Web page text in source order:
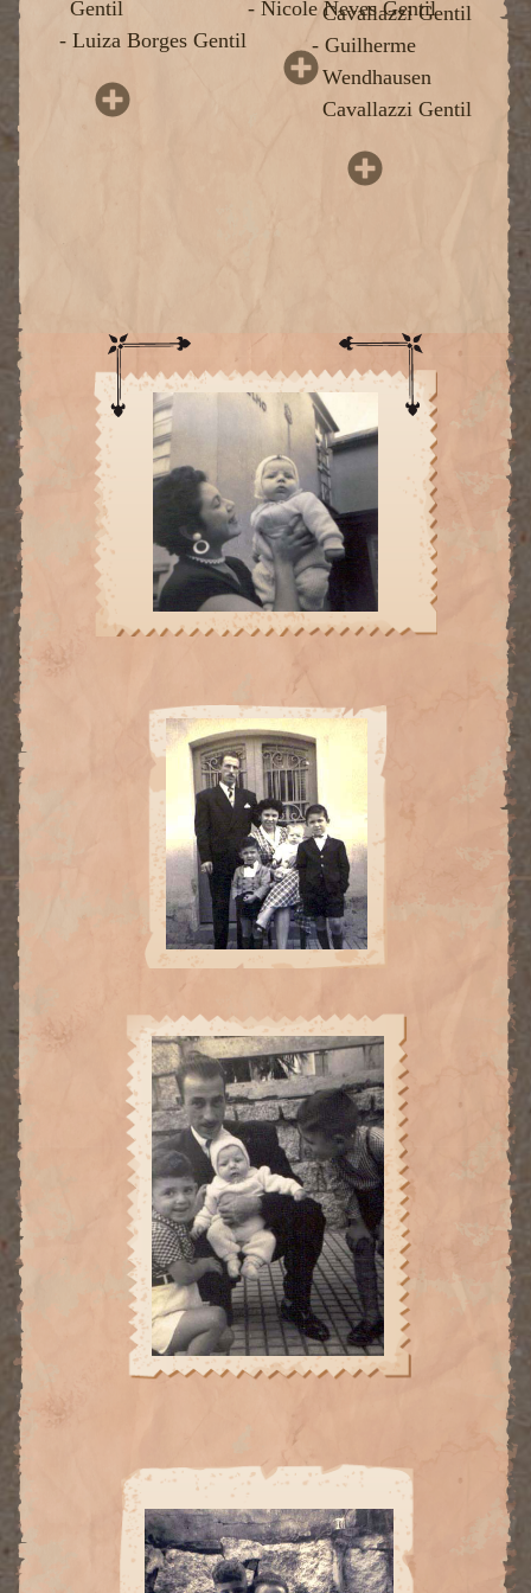
Gentil
- Luiza Borges Gentil
- Nicole Neves Gentil
Cavallazzi Gentil
- Guilherme
Wendhausen
Cavallazzi Gentil